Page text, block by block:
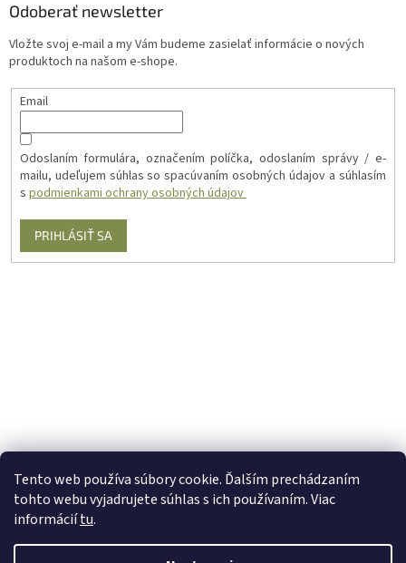
Tento web používa súbory cookie. Ďalším prechádzaním
tohto webu vyjadrujete súhlas s ich používaním. Viac
informáciítu.
Odoberať newsletter
Vložte svoj e-mail a my Vám budeme zasielať informácie o nových
produktoch na našom e-shope.
Email
Odoslaním formulára, označením políčka, odoslaním správy / e-
mailu, udeľujem súhlas so spacúvaním osobných údajov a súhlasím
s podmienkami ochrany osobných údajov
PRIHLÁSIŤ SA